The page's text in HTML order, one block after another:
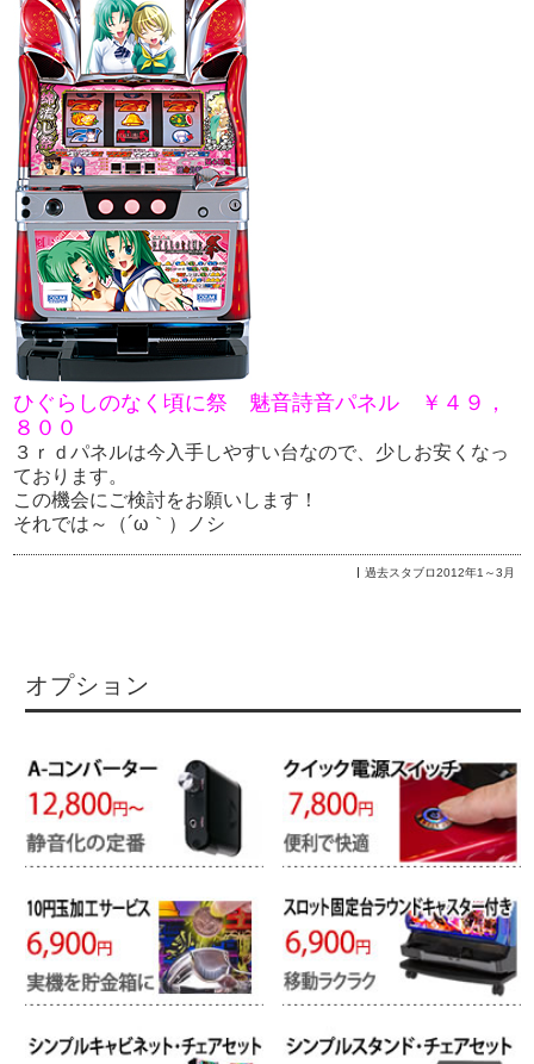
ひぐらしのなく頃に祭 魅音詩音パネル ￥４９，
８００
３ｒｄパネルは今入手しやすい台なので、少しお安くなっ
ております。
この機会にご検討をお願いします！
それでは～（´ω｀）ノシ
過去スタブロ2012年1～3月
オプション